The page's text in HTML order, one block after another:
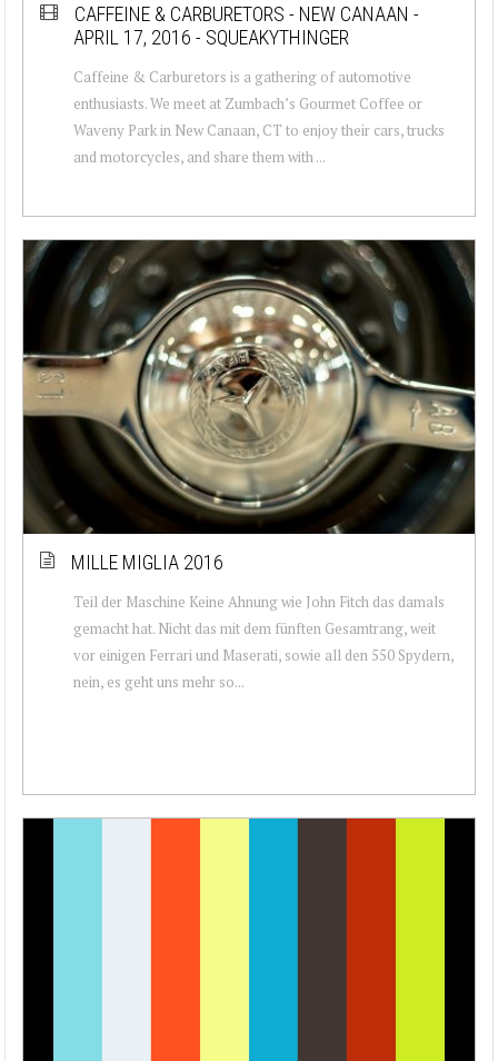
CAFFEINE & CARBURETORS - NEW CANAAN -
APRIL 17, 2016 - SQUEAKYTHINGER
Caffeine & Carburetors is a gathering of automotive
enthusiasts. We meet at Zumbach’s Gourmet Coffee or
Waveny Park in New Canaan, CT to enjoy their cars, trucks
and motorcycles, and share them with ...
MILLE MIGLIA 2016
Teil der Maschine Keine Ahnung wie John Fitch das damals
gemacht hat. Nicht das mit dem fünften Gesamtrang, weit
vor einigen Ferrari und Maserati, sowie all den 550 Spydern,
nein, es geht uns mehr so...